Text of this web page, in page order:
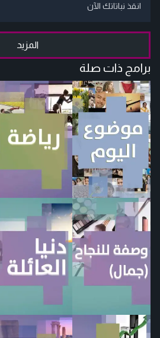
انقذ نباتاتك الآن
المزيد
برامج ذات صلة